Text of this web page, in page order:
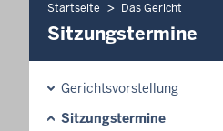
Startseite Das Gericht
Sitzungstermine
Gerichtsvorstellung
Sitzungstermine